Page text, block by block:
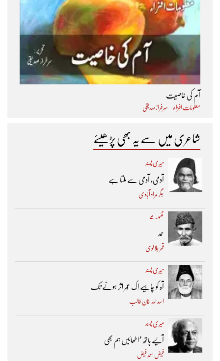
آم کی خاصیت
معلومات افزاء سرفراز صدیقی
شاعری میں سے یہ بھی پڑھیئے
میری پسند
آدمی، آدمی سے ملتا ہے
جگر مراد آبادی
مجموعے
حمد
قمر جلالوی
میری پسند
آہ کو چاہیے اِک عُمر اثر ہونے تک ​
اسد اللہ خان غالب
میری پسند
آئیے ہاتھ ’اٹھائیں ہم بھی
فیض احمد فیض